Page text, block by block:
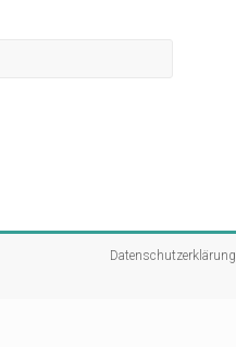
Datenschutzerklärung